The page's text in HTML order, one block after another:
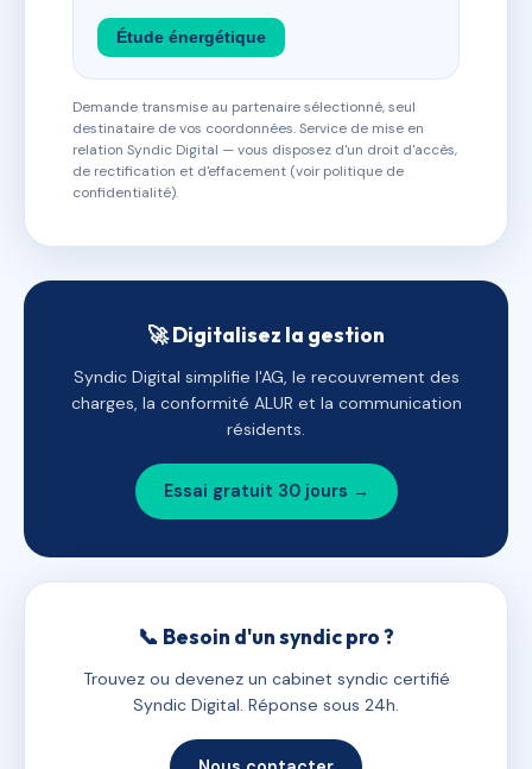
Étude énergétique
Demande transmise au partenaire sélectionné, seul
destinataire de vos coordonnées. Service de mise en
relation Syndic Digital — vous disposez d'un droit d'accès,
de rectification et d'effacement (voir politique de
confidentialité).
🚀 Digitalisez la gestion
Syndic Digital simplifie l'AG, le recouvrement des
charges, la conformité ALUR et la communication
résidents.
Essai gratuit 30 jours →
📞 Besoin d'un syndic pro ?
Trouvez ou devenez un cabinet syndic certifié
Syndic Digital. Réponse sous 24h.